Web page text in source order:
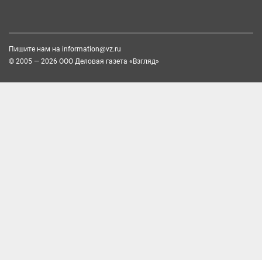
Пишите нам на information@vz.ru
© 2005 — 2026 ООО Деловая газета «Взгляд»